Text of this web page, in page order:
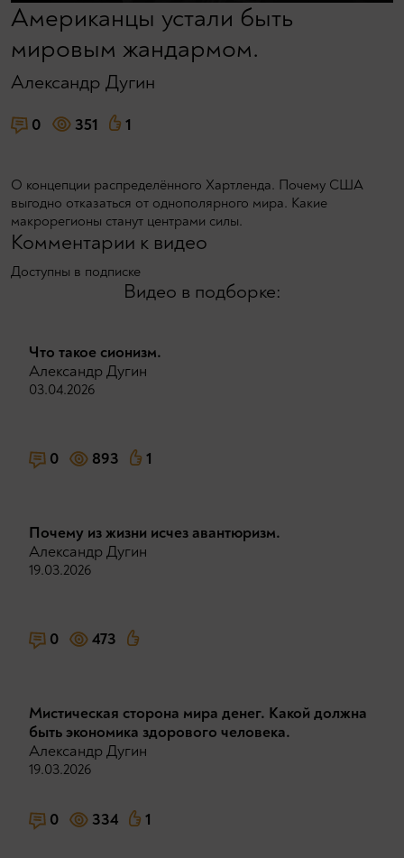
Американцы устали быть
мировым жандармом.
Александр Дугин
0 351 1
О концепции распределённого Хартленда. Почему США
выгодно отказаться от однополярного мира. Какие
макрорегионы станут центрами силы.
Комментарии к видео
Доступны в подписке
Видео в подборке:
Что такое сионизм.
Александр Дугин
03.04.2026
0 893 1
Почему из жизни исчез авантюризм.
Александр Дугин
19.03.2026
0 473
Мистическая сторона мира денег. Какой должна
быть экономика здорового человека.
Александр Дугин
19.03.2026
0 334 1